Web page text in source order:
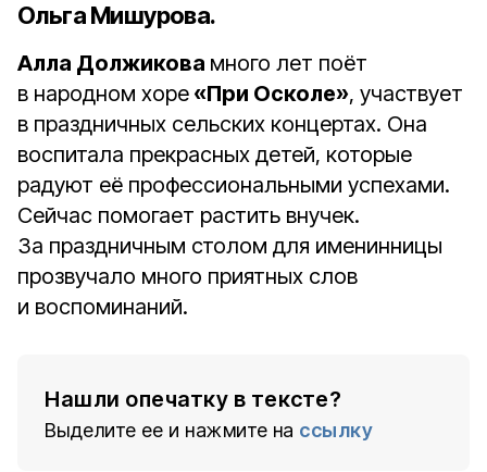
Ольга Мишурова.
Алла Должикова много лет поёт
в народном хоре «При Осколе», участвует
в праздничных сельских концертах. Она
воспитала прекрасных детей, которые
радуют её профессиональными успехами.
Сейчас помогает растить внучек.
За праздничным столом для именинницы
прозвучало много приятных слов
и воспоминаний.
Нашли опечатку в тексте?
Выделите ее и нажмите на ссылку